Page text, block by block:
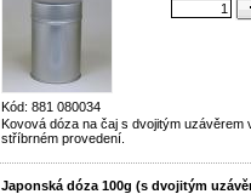
Kód: 881 080034
Kovová dóza na čaj s dvojitým uzávěrem
stříbrném provedení.
Japonská dóza 100g (s dvojitým